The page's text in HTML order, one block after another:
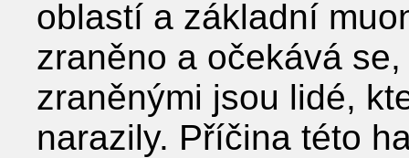
oblastí a základní
zraněno a očekává
zraněnými jsou lidé,
narazily. Příčina této